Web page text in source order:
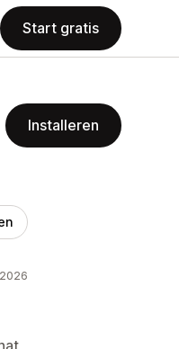
Start gratis
Installeren